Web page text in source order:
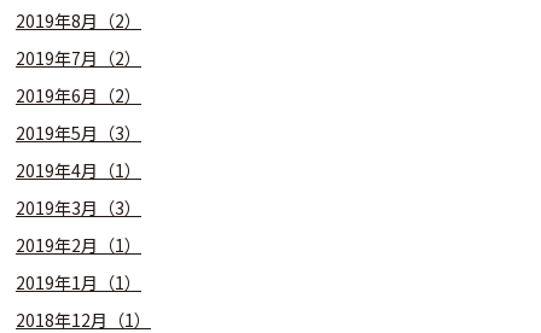
2019年8月（2）
2019年7月（2）
2019年6月（2）
2019年5月（3）
2019年4月（1）
2019年3月（3）
2019年2月（1）
2019年1月（1）
2018年12月（1）